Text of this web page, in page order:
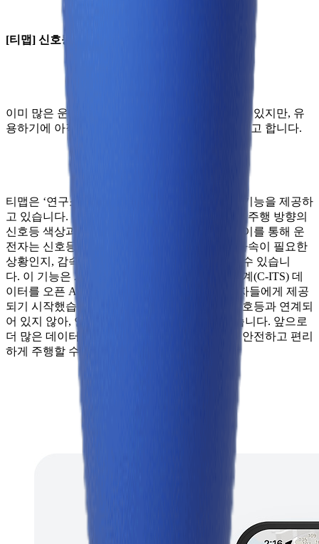
[티맵] 신호등 정보 표시
이미 많은 운전자분들이 사용하고 계신 기능일 수 있지만, 유
용하기에 아직 모르는 분들을 위해 소개해 드리려고 합니다.
티맵은 ‘연구소’ 메뉴에서는 ‘신호등 정보 표시’ 기능을 제공하
고 있습니다. 이 기능을 활성화하면 경로 안내 중 주행 방향의
신호등 색상과 잔여 시간이 화면에 표시됩니다. 이를 통해 운
전자는 신호등이 언제 바뀔지 미리 알 수 있어, 가속이 필요한
상황인지, 감속해야 하는 상황인지 미리 판단할 수 있습니
다. 이 기능은 2022년부터 차세대 지능형 교통체계(C-ITS) 데
이터를 오픈 API로 활용할 수 있게 되면서 사용자들에게 제공
되기 시작했습니다. 하지만 아직 전국의 모든 신호등과 연계되
어 있지 않아, 연구소에 남아있는 기능인 것 같습니다. 앞으로
더 많은 데이터가 수집되면 더 많은 운전자들이 안전하고 편리
하게 주행할 수 있을 것으로 기대됩니다!